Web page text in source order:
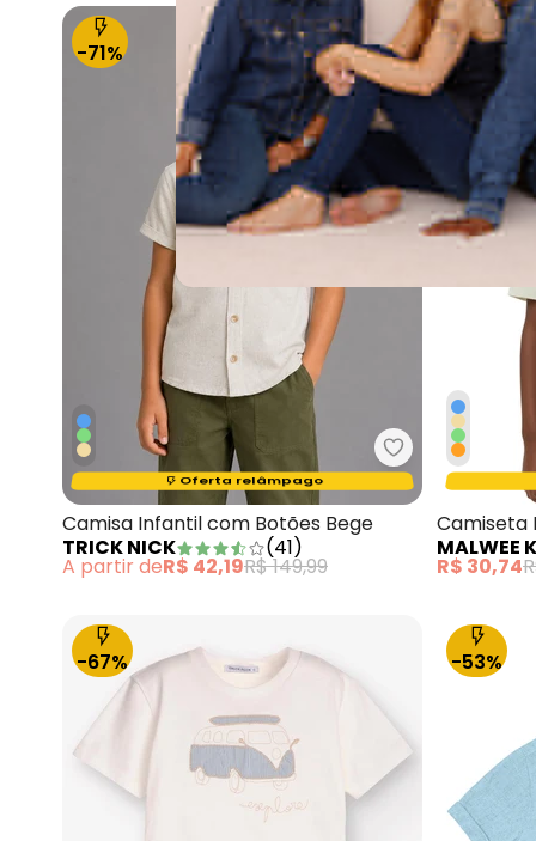
-71%
Trick Nick -
Oferta relâmpago
Termina em:15:42:47
Camisa Infantil com Botões Bege
TRICK NICK
(41)
A partir deR$ 42,19R$ 149,99
-45%
Camiseta
MALWEE
R$ 30,74
-67% -53%